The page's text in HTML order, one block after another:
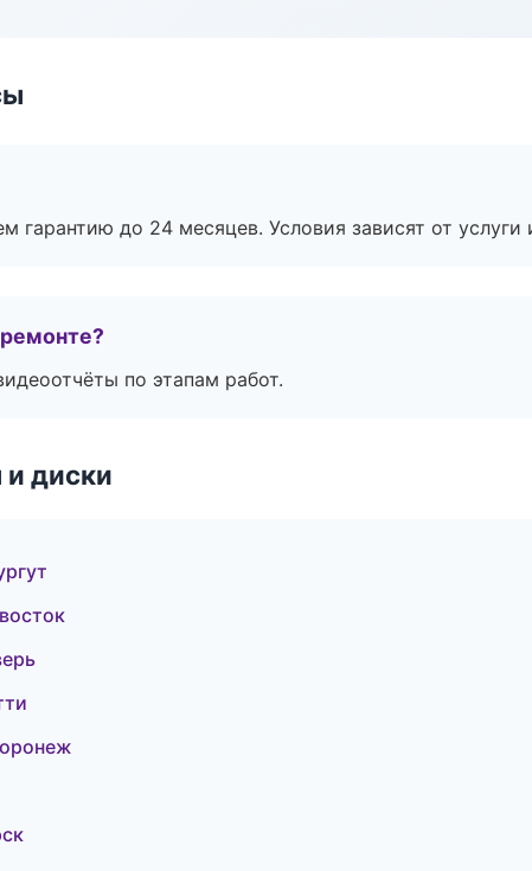
гарантию до 24 месяцев. Условия зависят от услуги
по этапам работ.
диски